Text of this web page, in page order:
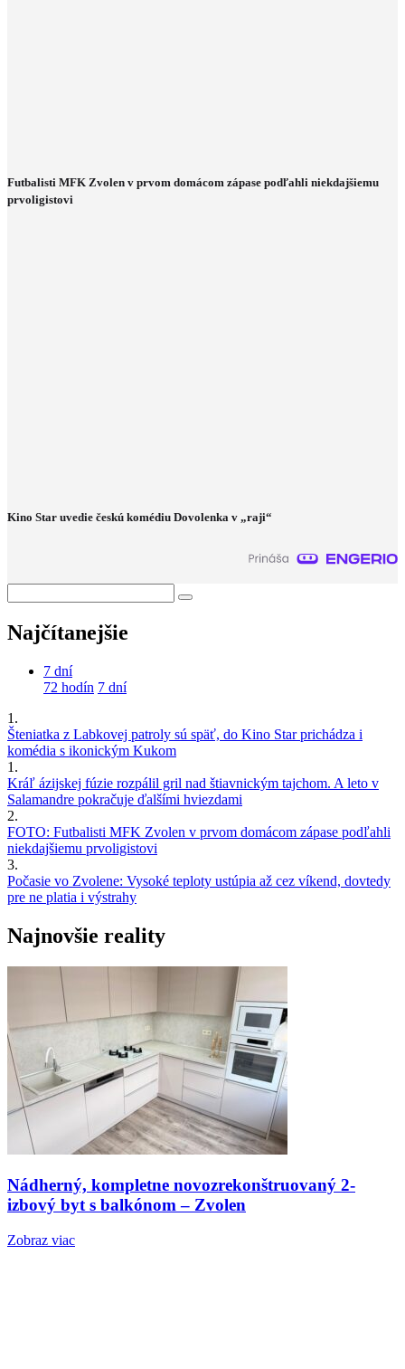
Futbalisti MFK Zvolen v prvom domácom zápase podľahli niekdajšiemu
prvoligistovi
Kino Star uvedie českú komédiu Dovolenka v „raji“
Najčítanejšie
7 dní
72 hodín 7 dní
1.
Šteniatka z Labkovej patroly sú späť, do Kino Star prichádza i
komédia s ikonickým Kukom
1.
Kráľ ázijskej fúzie rozpálil gril nad štiavnickým tajchom. A leto v
Salamandre pokračuje ďalšími hviezdami
2.
FOTO: Futbalisti MFK Zvolen v prvom domácom zápase podľahli
niekdajšiemu prvoligistovi
3.
Počasie vo Zvolene: Vysoké teploty ustúpia až cez víkend, dovtedy
pre ne platia i výstrahy
Najnovšie reality
Nádherný, kompletne novozrekonštruovaný 2-
izbový byt s balkónom – Zvolen
Zobraz viac